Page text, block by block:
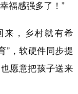
福感强多了！”
来，乡村就有希
”，软硬件同步提
愿意把孩子送来